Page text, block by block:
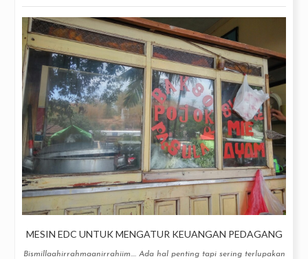
MESIN EDC UNTUK MENGATUR KEUANGAN PEDAGANG
Bismillaahirrahmaanirrahiim.... Ada hal penting tapi sering terlupakan